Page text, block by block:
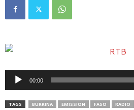
Lecteur
audio
00:00
TAGS BURKINA EMISSION FASO RADIO